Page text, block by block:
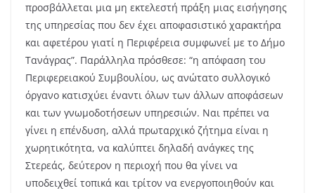
προσβάλλεται μια μη εκτελεστή πράξη μιας εισήγησης
της υπηρεσίας που δεν έχει αποφασιστικό χαρακτήρα
και αφετέρου γιατί η Περιφέρεια συμφωνεί με το Δήμο
Τανάγρας”. Παράλληλα πρόσθεσε: “η απόφαση του
Περιφερειακού Συμβουλίου, ως ανώτατο συλλογικό
όργανο κατισχύει έναντι όλων των άλλων αποφάσεων
και των γνωμοδοτήσεων υπηρεσιών. Ναι πρέπει να
γίνει η επένδυση, αλλά πρωταρχικό ζήτημα είναι η
χωρητικότητα, να καλύπτει δηλαδή ανάγκες της
Στερεάς, δεύτερον η περιοχή που θα γίνει να
υποδειχθεί τοπικά και τρίτον να ενεργοποιηθούν και